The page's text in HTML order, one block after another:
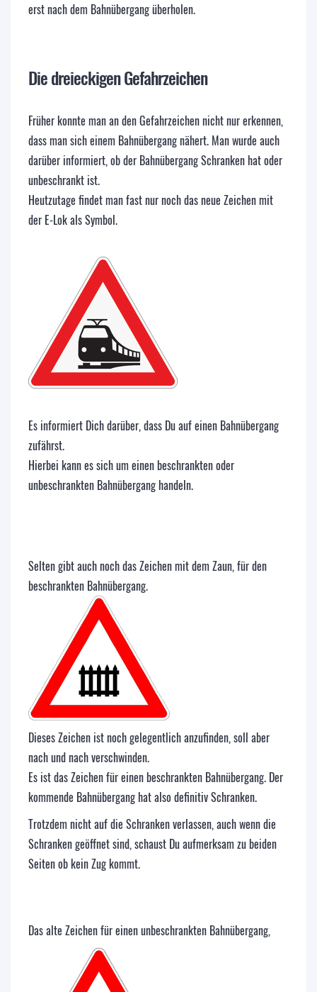
erst nach dem Bahnübergang überholen.
Die dreieckigen Gefahrzeichen
Früher konnte man an den Gefahrzeichen nicht nur erkennen,
dass man sich einem Bahnübergang nähert. Man wurde auch
darüber informiert, ob der Bahnübergang Schranken hat oder
unbeschrankt ist.
Heutzutage findet man fast nur noch das neue Zeichen mit
der E-Lok als Symbol.
Es informiert Dich darüber, dass Du auf einen Bahnübergang
zufährst.
Hierbei kann es sich um einen beschrankten oder
unbeschrankten Bahnübergang handeln.
Selten gibt auch noch das Zeichen mit dem Zaun, für den
beschrankten Bahnübergang.
Dieses Zeichen ist noch gelegentlich anzufinden, soll aber
nach und nach verschwinden.
Es ist das Zeichen für einen beschrankten Bahnübergang. Der
kommende Bahnübergang hat also definitiv Schranken.
Trotzdem nicht auf die Schranken verlassen, auch wenn die
Schranken geöffnet sind, schaust Du aufmerksam zu beiden
Seiten ob kein Zug kommt.
Das alte Zeichen für einen unbeschrankten Bahnübergang,